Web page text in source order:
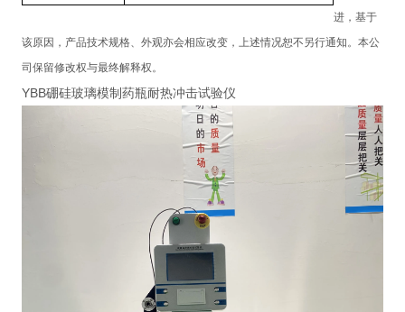
进，基于
该原因，产品技术规格、外观亦会相应改变，上述情况恕不另行通知。本公
司保留修改权与最终解释权。
YBB硼硅玻璃模制药瓶耐热冲击试验仪